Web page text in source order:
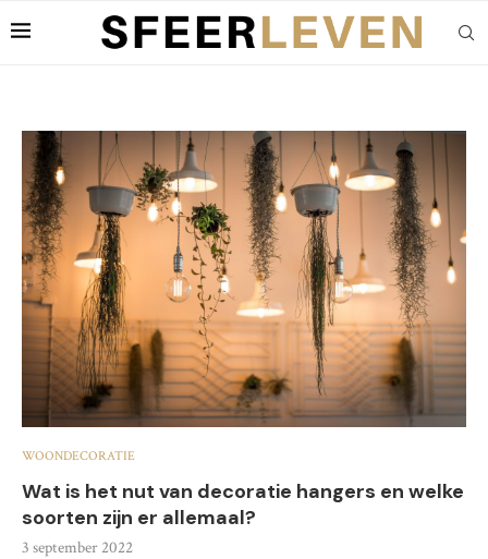
WOONDECORATIE
Wat is het nut van decoratie hangers en welke
soorten zijn er allemaal?
3 september 2022